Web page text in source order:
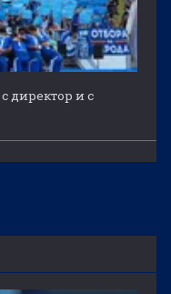
директор и с